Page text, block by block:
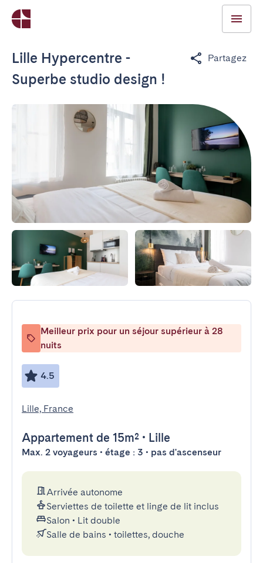
Lille Hypercentre -
Superbe studio design !
Partagez
Meilleur prix pour un séjour supérieur à 28
nuits
4.5
Lille, France
Appartement de 15m² • Lille
Max. 2 voyageurs • étage : 3 • pas d'ascenseur
Arrivée autonome
Serviettes de toilette et linge de lit inclus
Salon • Lit double
Salle de bains • toilettes, douche